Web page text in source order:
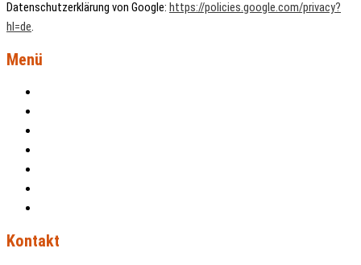
Datenschutzerklärung von Google: https://policies.google.com/privacy?
hl=de.
Menü
Kontakt